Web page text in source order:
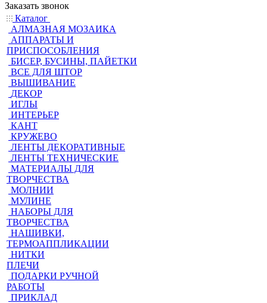
Заказать звонок
Каталог
АЛМАЗНАЯ МОЗАИКА
АППАРАТЫ И
ПРИСПОСОБЛЕНИЯ
БИСЕР, БУСИНЫ, ПАЙЕТКИ
ВСЕ ДЛЯ ШТОР
ВЫШИВАНИЕ
ДЕКОР
ИГЛЫ
ИНТЕРЬЕР
КАНТ
КРУЖЕВО
ЛЕНТЫ ДЕКОРАТИВНЫЕ
ЛЕНТЫ ТЕХНИЧЕСКИЕ
МАТЕРИАЛЫ ДЛЯ
ТВОРЧЕСТВА
МОЛНИИ
МУЛИНЕ
НАБОРЫ ДЛЯ
ТВОРЧЕСТВА
НАШИВКИ,
ТЕРМОАППЛИКАЦИИ
НИТКИ
ПЛЕЧИ
ПОДАРКИ РУЧНОЙ
РАБОТЫ
ПРИКЛАД